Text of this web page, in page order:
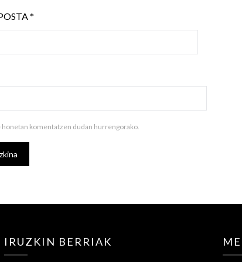
*
komentatzen dudan hurrengorako.
IRUZKIN BERRIAK